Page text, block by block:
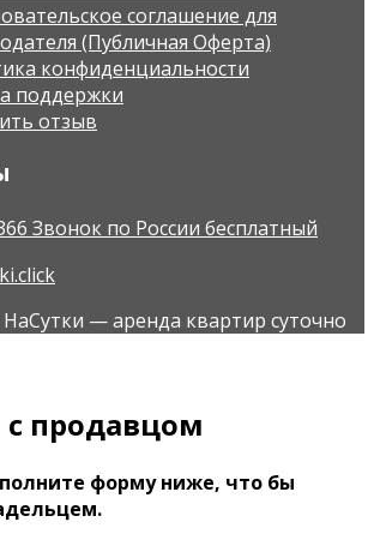
соглашение для
(Публичная Оферта)
конфиденциальности
поддержки
отзыв
Звонок по России бесплатный
— аренда квартир суточно
с продавцом
форму ниже, что бы